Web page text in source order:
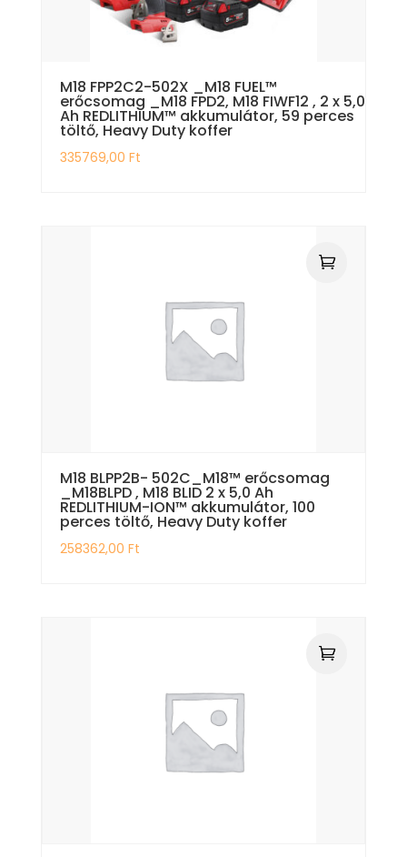
M18 FPP2C2-502X _M18 FUEL™
erőcsomag _M18 FPD2, M18 FIWF12 , 2 x 5,0
Ah REDLITHIUM™ akkumulátor, 59 perces
töltő, Heavy Duty koffer
335769,00 Ft
M18 BLPP2B- 502C_M18™ erőcsomag
_M18BLPD , M18 BLID 2 x 5,0 Ah
REDLITHIUM-ION™ akkumulátor, 100
perces töltő, Heavy Duty koffer
258362,00 Ft